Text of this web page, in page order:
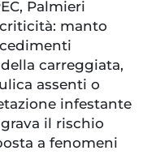
Palmieri
manto
carreggiata,
assenti o
infestante
il rischio
a fenomeni